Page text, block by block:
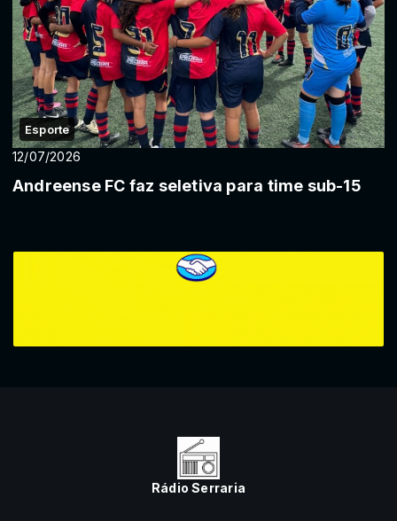
Esporte
12/07/2026
Andreense FC faz seletiva para time sub-15
Rádio Serraria